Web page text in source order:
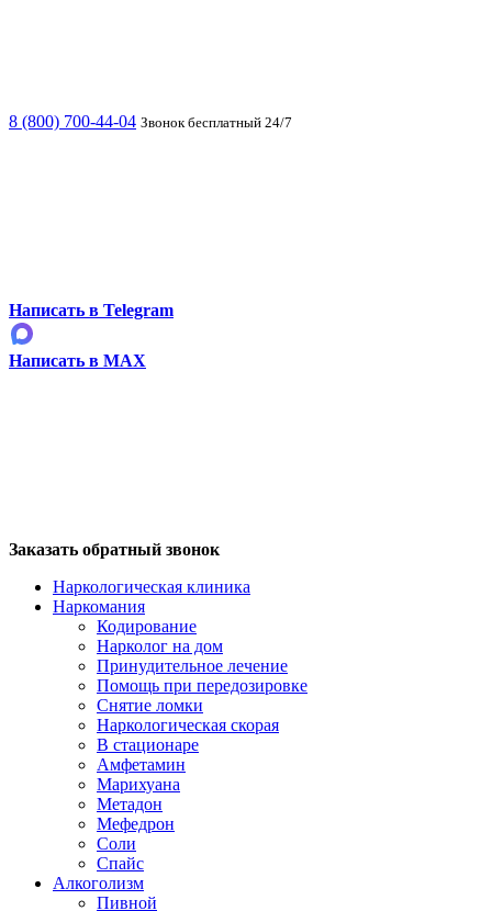
8 (800) 700-44-04 Звонок бесплатный 24/7
Написать в Telegram
Написать в MAX
Заказать обратный звонок
Наркологическая клиника
Наркомания
Кодирование
Нарколог на дом
Принудительное лечение
Помощь при передозировке
Снятие ломки
Наркологическая скорая
В стационаре
Амфетамин
Марихуана
Метадон
Мефедрон
Соли
Спайс
Алкоголизм
Пивной